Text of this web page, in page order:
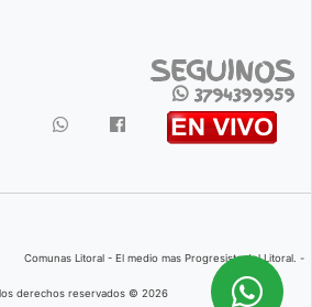
SEGUINOS
3794399959
Comunas Litoral - El medio mas Progresista del Litoral. -
derechos reservados © 2026